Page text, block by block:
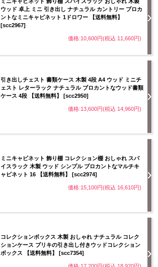
ウッド 卓上 ミニ 引き出し ナチュラル カントリー ブロカ
ントなミニキャビネット 1ドロワー 【送料無料】
[scc2967]
価格:10,600円(税込 11,660円)
引き出しチェスト 書類ケース 木製 4段 A4 ウッド ミニチ
ェスト レターラック ナチュラル ブロカントなウッド書類
ケース 4段 【送料無料】 [scc2950]
価格:13,600円(税込 14,960円)
ミニキャビネット 飾り棚 コレクション棚 おしゃれ スパ
イスラック 木製 ウッド シンプル ブロカントなマルチキ
ャビネット 16 【送料無料】 [scc2974]
価格:15,100円(税込 16,610円)
コレクションボックス 木製 おしゃれ ナチュラル コレク
ションケース ブリキの引き出し付きウッドコレクション
ボックス 【送料無料】 [scc7354]